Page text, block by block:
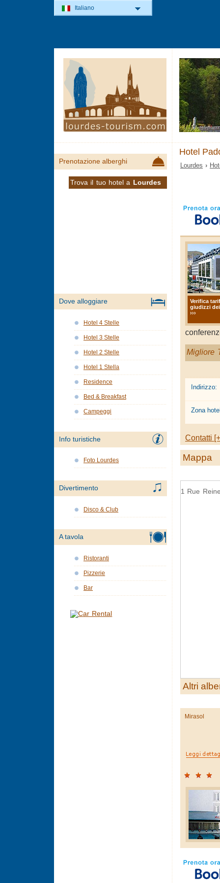
Hotel
Lourdes ›
Verifica
giudizzi
›››
Migliore
Indirizzo:
Zona
Contatti
Mappa
1 Rue
Altri
Mirasol
Prenotazione alberghi
Trova il tuo hotel a Lourdes
Dove alloggiare
Hotel 4 Stelle
Hotel 3 Stelle
Hotel 2 Stelle
Hotel 1 Stella
Residence
Bed & Breakfast
Campeggi
Info turistiche
Foto Lourdes
Divertimento
Disco & Club
A tavola
Ristoranti
Pizzerie
Bar
Italiano